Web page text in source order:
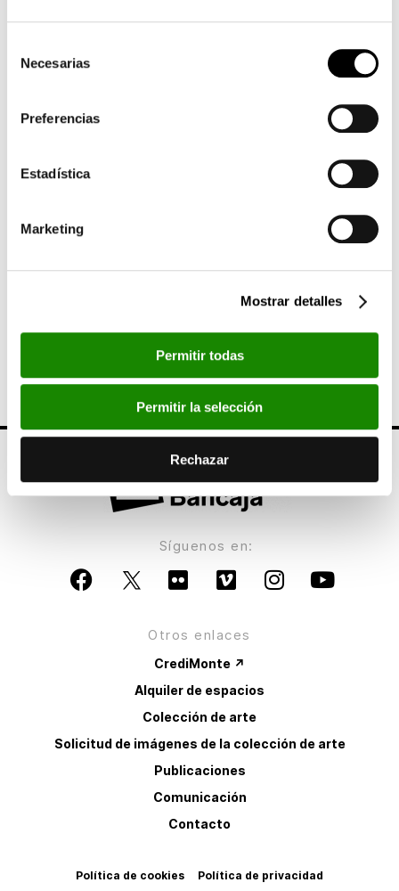
Necesarias
Preferencias
Estadística
Marketing
Mostrar detalles
Permitir todas
Permitir la selección
Rechazar
La exposición del XX Salón Fotográfico Ciudad de Segorbe es de
Segorbe en los siguientes horarios: viernes, sábado y vísperas
de festivo, de 17 a 20 horas; domingos y festivos, de 12:00 a
ANTERIOR
SIGUIENTE
estudiantes de Camp de Morvedre para
Síguenos en:
Otros enlaces
CrediMonte ↗
Alquiler de espacios
Colección de arte
Solicitud de imágenes de la colección de arte
Publicaciones
Comunicación
Contacto
Política de cookies Política de privacidad